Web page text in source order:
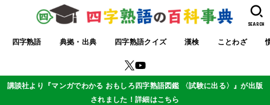
四字熟語 典拠・出典 四字熟語クイズ 漢検 ことわざ
SEARCH
講談社より『マンガでわかる おもしろ四字熟語図鑑 〈試験に出る〉』が出版
されました！詳細はこちら